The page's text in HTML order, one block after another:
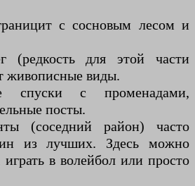
с сосновым лесом и
(редкость для этой части
живописные виды.
спуски с променадами,
посты.
(соседний район) часто
из лучших. Здесь можно
играть в волейбол или просто